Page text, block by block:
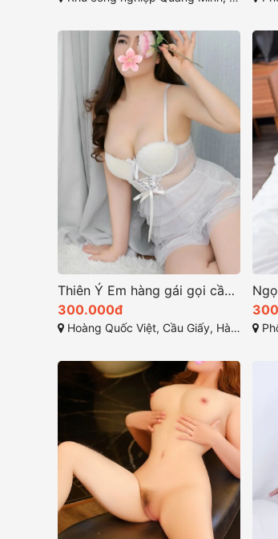
Thiên Ý Em hàng gái gọi cầu giấy ngọt ngào và quyến rũ
300.000đ
Hoàng Quốc Việt, Cầu Giấy, Hà Nội, Việt Nam